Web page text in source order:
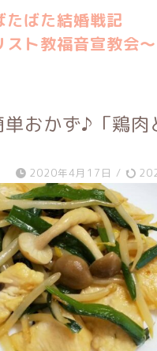
たばた結婚戦記
スト教福音宣教会〜
おかず♪「鶏肉
2020年4月17日 /